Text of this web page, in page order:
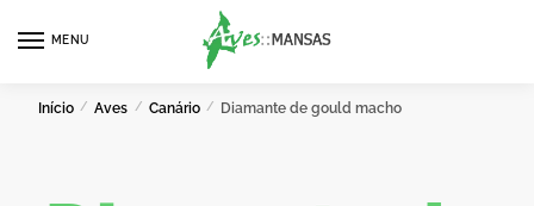
MENU
Início / Aves / Canário / Diamante de gould macho